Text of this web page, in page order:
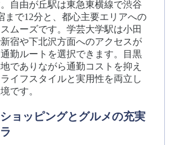
自由が丘駅は東急東横線で渋谷
まで12分と、都心主要エリアへの
ムーズです。学芸大学駅は小田
宿や下北沢方面へのアクセスが
勤ルートを選択できます。目黒
でありながら通勤コストを抑え
イフスタイルと実用性を両立し
です。
ョッピングとグルメの充実